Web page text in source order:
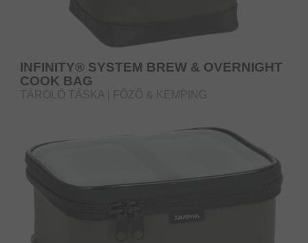
INFINITY® SYSTEM BREW & OVERNIGHT
COOK BAG
TÁROLÓ TÁSKA | FŐZŐ & KEMPING